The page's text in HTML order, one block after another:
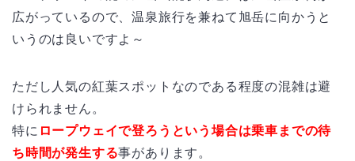
広がっているので、温泉旅行を兼ねて旭岳に向かうと
いうのは良いですよ～
ただし人気の紅葉スポットなのである程度の混雑は避
けられません。
特に ロープウェイで登ろうという場合は乗車までの待
ち時間が発生する事があります。